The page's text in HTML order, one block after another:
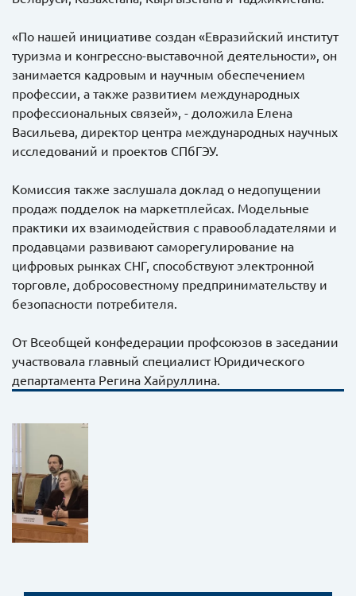
«По нашей инициативе создан «Евразийский институт
туризма и конгрессно-выставочной деятельности», он
занимается кадровым и научным обеспечением
профессии, а также развитием международных
профессиональных связей», - доложила Елена
Васильева, директор центра международных научных
исследований и проектов СПбГЭУ.
Комиссия также заслушала доклад о недопущении
продаж подделок на маркетплейсах. Модельные
практики их взаимодействия с правообладателями и
продавцами развивают саморегулирование на
цифровых рынках СНГ, способствуют электронной
торговле, добросовестному предпринимательству и
безопасности потребителя.
От Всеобщей конфедерации профсоюзов в заседании
участвовала главный специалист Юридического
департамента Регина Хайруллина.